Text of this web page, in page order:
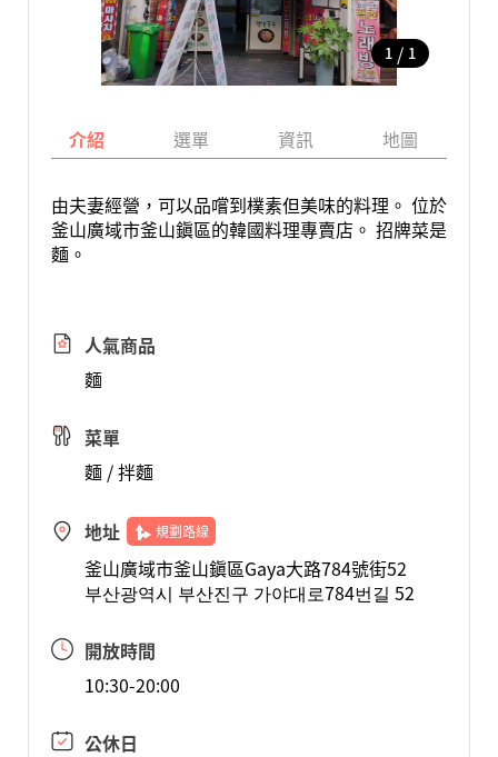
1 / 1
介紹 選單 資訊 地圖
由夫妻經營，可以品嚐到樸素但美味的料理。 位於
釜山廣域市釜山鎭區的韓國料理專賣店。 招牌菜是
麵。
人氣商品
麵
菜單
麵 / 拌麵
地址 規劃路線
釜山廣域市釜山鎭區Gaya大路784號街52
부산광역시 부산진구 가야대로784번길 52
開放時間
10:30-20:00
公休日